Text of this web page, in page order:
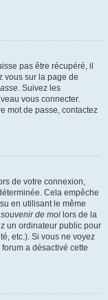
pas être récupéré, il
vous sur la page de
. Suivez les
vous connecter.
mot de passe, contactez
de votre connexion,
Cela empêche
en utilisant le même
de moi lors de la
un ordinateur public pour
etc.). Si vous ne voyez
a désactivé cette